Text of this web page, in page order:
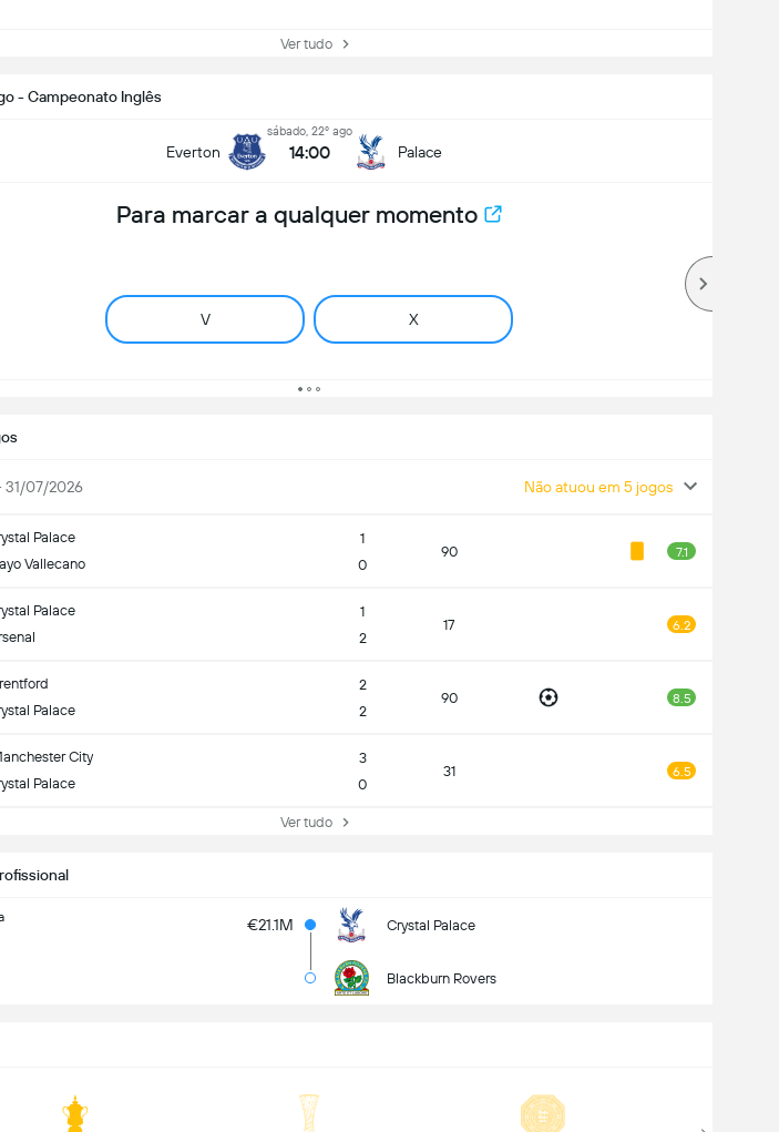
Ver tudo
- Campeonato Inglês
Everton
sábado, 22º ago
14:00 Palace
Para marcar a qualquer momento
V X
31/07/2026 Não atuou em 5 jogos
Palace
Vallecano
1
0
90 7.1
Palace
1
2
17 6.2
Palace
2
2
90 8.5
City
Palace
3
0
31 6.5
Ver tudo
€21.1M Crystal Palace
Blackburn Rovers